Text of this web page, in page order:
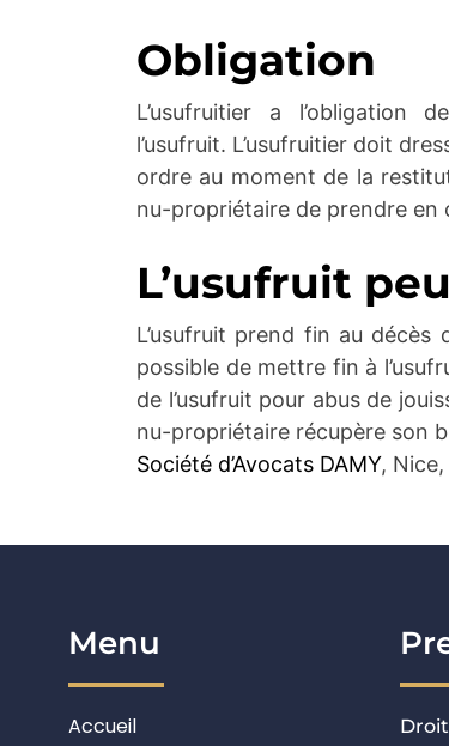
Obligation
L’usufruitier a
l’usufruit. L’usufruitier doit
ordre au moment de la
nu-propriétaire de prendre en
L’usufruit
L’usufruit prend fin au décès
possible de mettre fin à
de l’usufruit pour abus de
nu-propriétaire récupère son
Société d’Avocats DAMY,
Menu
Accueil